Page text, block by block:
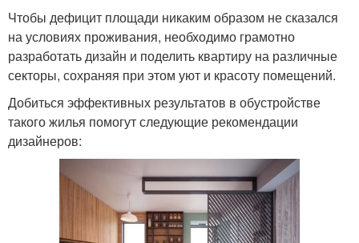
Чтобы дефицит площади никаким образом не сказался
на условиях проживания, необходимо грамотно
разработать дизайн и поделить квартиру на различные
секторы, сохраняя при этом уют и красоту помещений.
Добиться эффективных результатов в обустройстве
такого жилья помогут следующие рекомендации
дизайнеров: